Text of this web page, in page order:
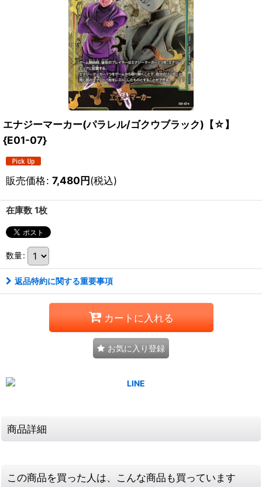
エナジーマーカー(パラレル/ゴクウブラック)【☆】
{E01-07}
販売価格: 7,480円(税込)
在庫数 1枚
数量:
返品特約に関する重要事項
カートに入れる
お気に入り登録
商品詳細
この商品を買った人は、こんな商品も買っています